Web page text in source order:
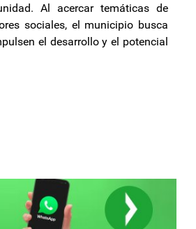
Al acercar temáticas de
sociales, el municipio busca
el desarrollo y el potencial